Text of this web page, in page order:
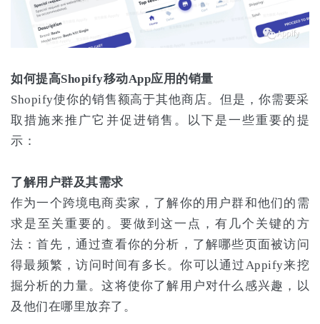
如何提高Shopify移动App应用的销量
Shopify使你的销售额高于其他商店。但是，你需要采
取措施来推广它并促进销售。以下是一些重要的提
示：
了解用户群及其需求
作为一个跨境电商卖家，了解你的用户群和他们的需
求是至关重要的。要做到这一点，有几个关键的方
法：首先，通过查看你的分析，了解哪些页面被访问
得最频繁，访问时间有多长。你可以通过Appify来挖
掘分析的力量。这将使你了解用户对什么感兴趣，以
及他们在哪里放弃了。